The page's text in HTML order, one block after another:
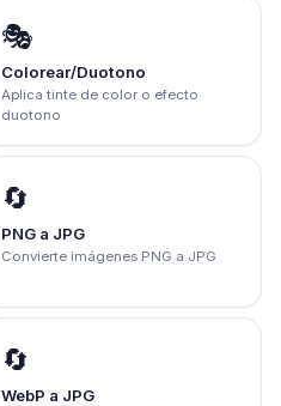
🎭
Colorear/Duotono
Aplica tinte de color o efecto
duotono
🔄
PNG a JPG
Convierte imágenes PNG a JPG
🔄
WebP a JPG